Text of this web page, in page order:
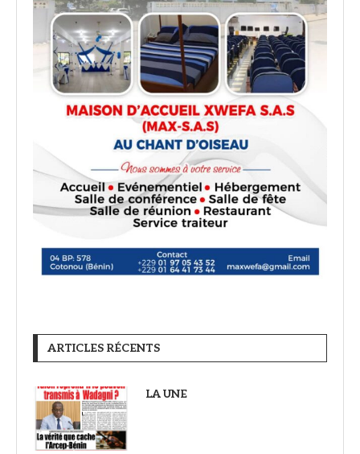
ARTICLES RÉCENTS
LA UNE